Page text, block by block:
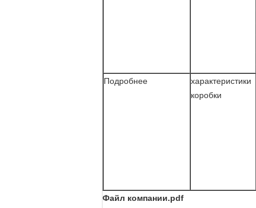
Подробнее
характеристики
коробки
Файл компании.pdf